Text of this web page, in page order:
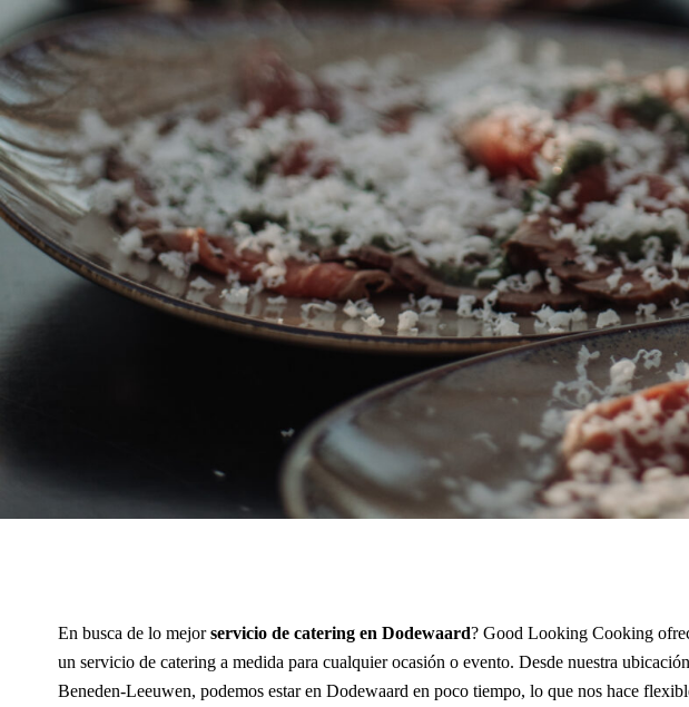
En busca de lo mejorservicio de catering en Dodewaard? Good Looking Cooking
un servicio de catering a medida para cualquier ocasión o evento. Desde nuestra
Beneden-Leeuwen, podemos estar en Dodewaard en poco tiempo, lo que nos hace